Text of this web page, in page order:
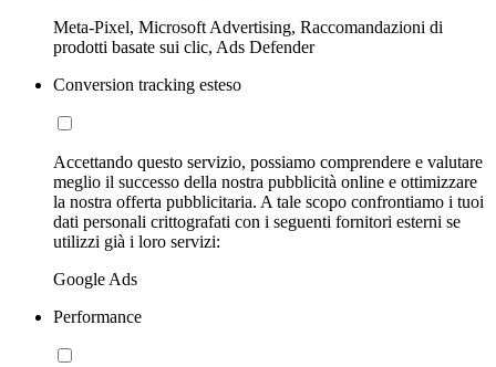
Meta-Pixel, Microsoft Advertising, Raccomandazioni di
prodotti basate sui clic, Ads Defender
Conversion tracking esteso
Accettando questo servizio, possiamo comprendere e valutare
meglio il successo della nostra pubblicità online e ottimizzare
la nostra offerta pubblicitaria. A tale scopo confrontiamo i tuoi
dati personali crittografati con i seguenti fornitori esterni se
utilizzi già i loro servizi:
Google Ads
Performance